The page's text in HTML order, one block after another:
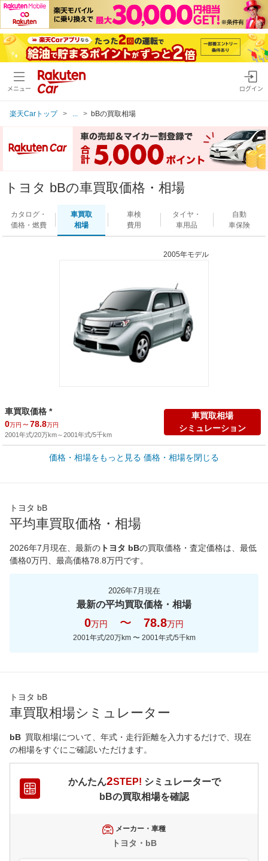
メニュー ログイン
楽天Carトップ bBの買取相場
トヨタ bBの車買取価格・相場
カタログ・
価格・燃費
車買取
相場
車検
費用
タイヤ・
車用品
自動
車保険
2005年モデル
車買取価格 *
0万円 ～78.8万円
2001年式/20万km～2001年式/5千km
車買取相場
シミュレーション
新車カタログ価格
他車種を
65,050円
価格・相場をもっと見る 価格・相場を閉じる
トヨタ bB
平均車買取価格・相場
2026年7月現在 、最新の トヨタ bBの買取価格・査定価格は、最低
価格0万円、最高価格78.8万円です。
2026年7月現在
最新の平均買取価格・相場
0万円 〜 78.8万円
2001年式/20万km 〜 2001年式/5千km
トヨタ bB
車買取相場シミュレーター
bB 買取相場について、年式・走行距離を入力するだけで、現在
の相場をすぐにご確認いただけます。
かんたん2STEP! シミュレーターで
bBの買取相場を確認
メーカー・車種
トヨタ・bB